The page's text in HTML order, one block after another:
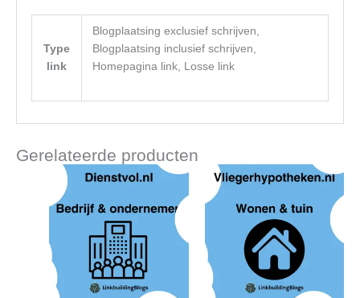
Type
link
Blogplaatsing exclusief schrijven,
Blogplaatsing inclusief schrijven,
Homepagina link, Losse link
Gerelateerde producten